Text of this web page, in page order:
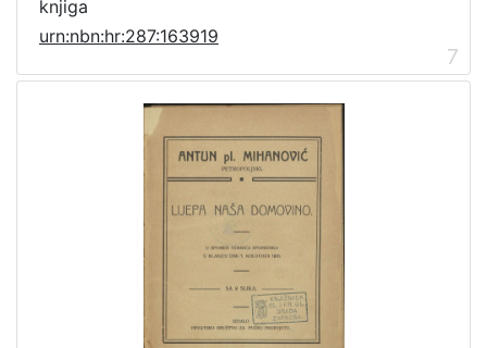
knjiga
urn:nbn:hr:287:163919
7